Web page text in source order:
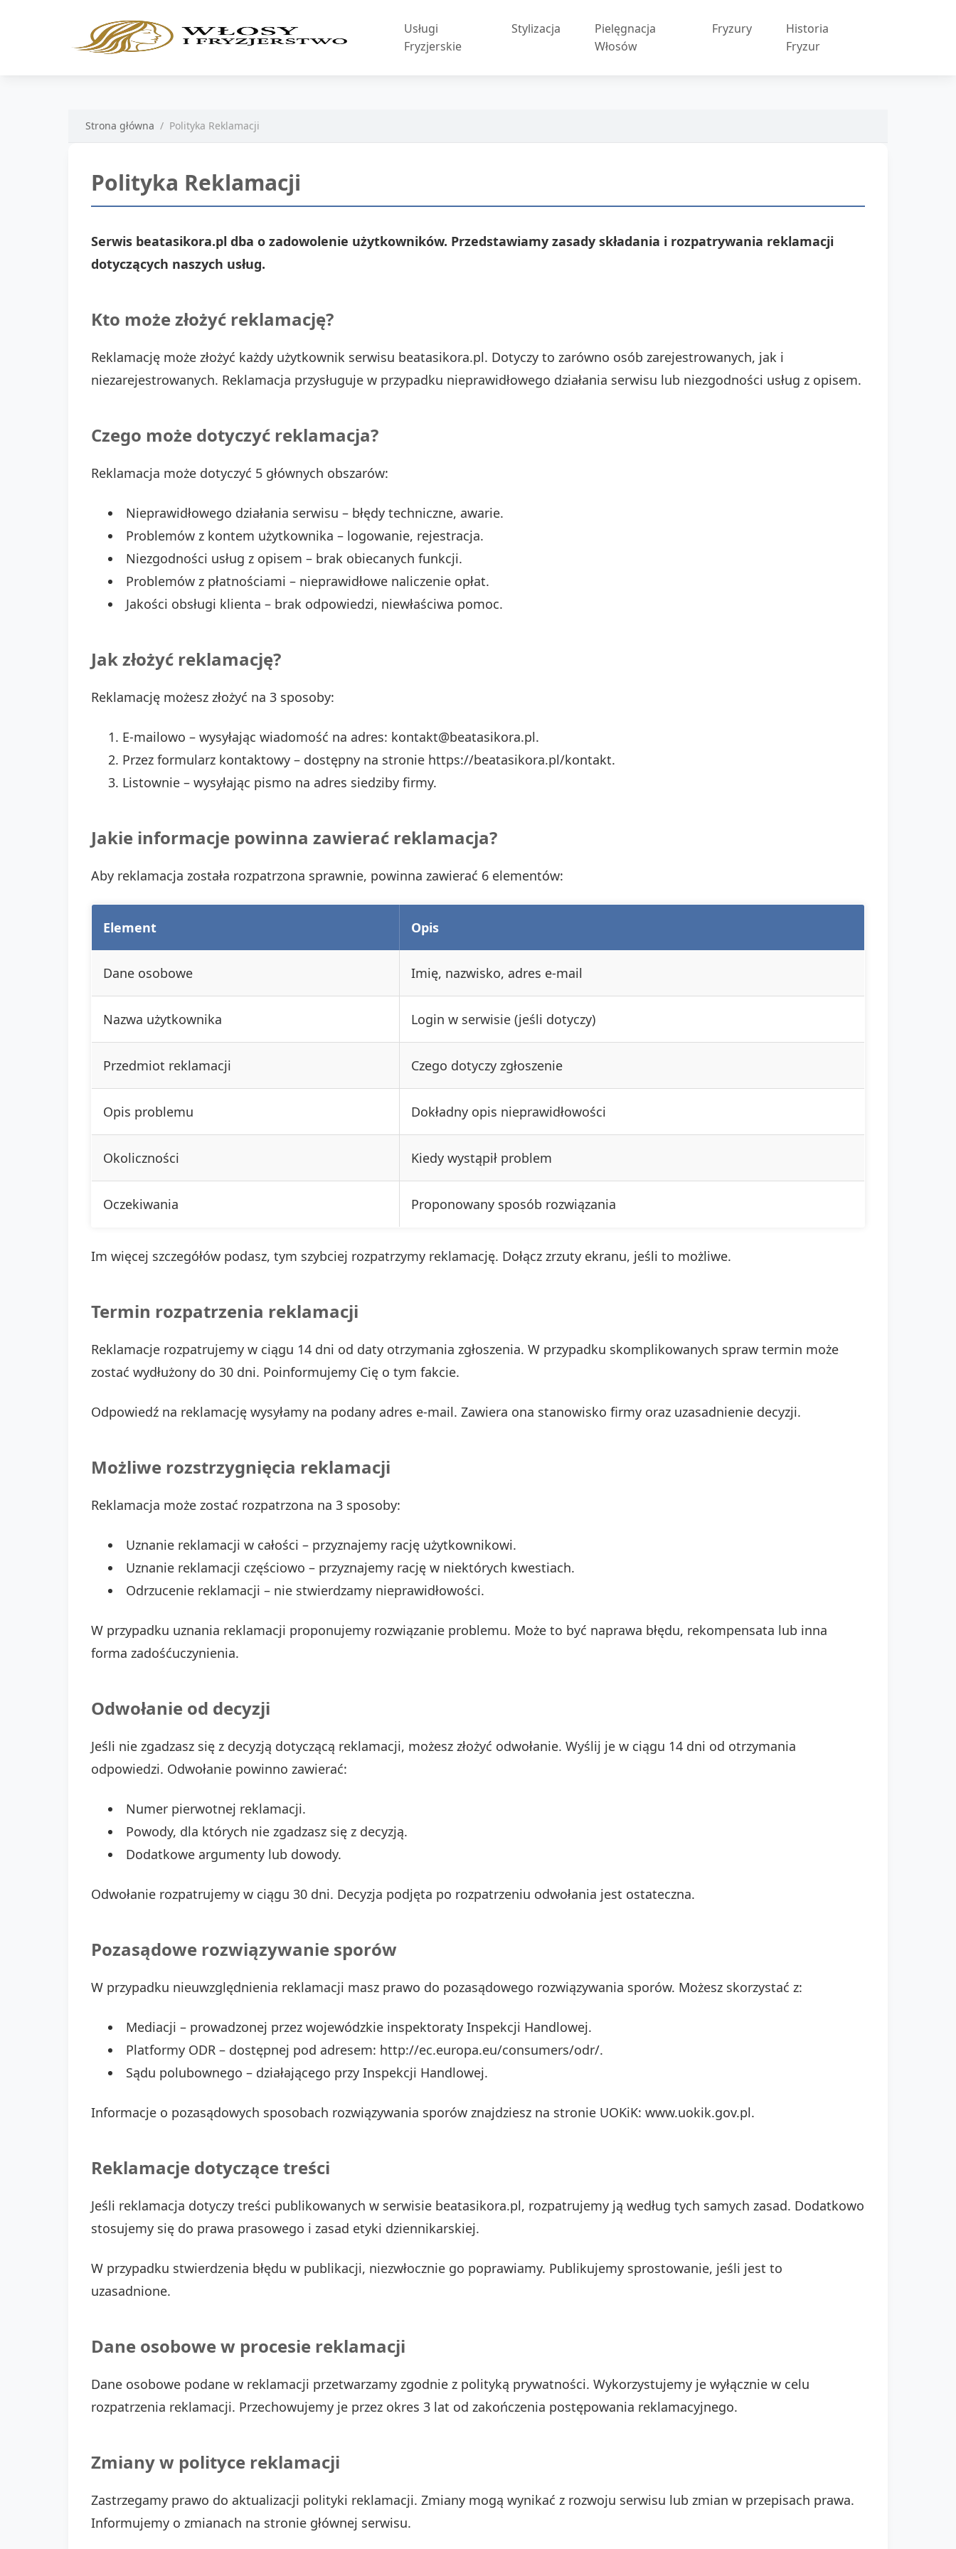
Usługi
Fryzjerskie
Stylizacja
Pielęgnacja
Włosów
Fryzury
Historia
Fryzur
Strona główna Polityka Reklamacji
Polityka Reklamacji
Serwis beatasikora.pl dba o zadowolenie użytkowników. Przedstawiamy zasady składania i rozpatrywania reklamacji
dotyczących naszych usług.
Kto może złożyć reklamację?
Reklamację może złożyć każdy użytkownik serwisu beatasikora.pl. Dotyczy to zarówno osób zarejestrowanych, jak i
niezarejestrowanych. Reklamacja przysługuje w przypadku nieprawidłowego działania serwisu lub niezgodności usług z opisem.
Czego może dotyczyć reklamacja?
Reklamacja może dotyczyć 5 głównych obszarów:
Nieprawidłowego działania serwisu – błędy techniczne, awarie.
Problemów z kontem użytkownika – logowanie, rejestracja.
Niezgodności usług z opisem – brak obiecanych funkcji.
Problemów z płatnościami – nieprawidłowe naliczenie opłat.
Jakości obsługi klienta – brak odpowiedzi, niewłaściwa pomoc.
Jak złożyć reklamację?
Reklamację możesz złożyć na 3 sposoby:
E-mailowo – wysyłając wiadomość na adres: kontakt@beatasikora.pl.
Przez formularz kontaktowy – dostępny na stronie https://beatasikora.pl/kontakt.
Listownie – wysyłając pismo na adres siedziby firmy.
Jakie informacje powinna zawierać reklamacja?
Aby reklamacja została rozpatrzona sprawnie, powinna zawierać 6 elementów:
Element Opis
Dane osobowe Imię, nazwisko, adres e-mail
Nazwa użytkownika Login w serwisie (jeśli dotyczy)
Przedmiot reklamacji Czego dotyczy zgłoszenie
Opis problemu Dokładny opis nieprawidłowości
Okoliczności Kiedy wystąpił problem
Oczekiwania Proponowany sposób rozwiązania
Im więcej szczegółów podasz, tym szybciej rozpatrzymy reklamację. Dołącz zrzuty ekranu, jeśli to możliwe.
Termin rozpatrzenia reklamacji
Reklamacje rozpatrujemy w ciągu 14 dni od daty otrzymania zgłoszenia. W przypadku skomplikowanych spraw termin może
zostać wydłużony do 30 dni. Poinformujemy Cię o tym fakcie.
Odpowiedź na reklamację wysyłamy na podany adres e-mail. Zawiera ona stanowisko firmy oraz uzasadnienie decyzji.
Możliwe rozstrzygnięcia reklamacji
Reklamacja może zostać rozpatrzona na 3 sposoby:
Uznanie reklamacji w całości – przyznajemy rację użytkownikowi.
Uznanie reklamacji częściowo – przyznajemy rację w niektórych kwestiach.
Odrzucenie reklamacji – nie stwierdzamy nieprawidłowości.
W przypadku uznania reklamacji proponujemy rozwiązanie problemu. Może to być naprawa błędu, rekompensata lub inna
forma zadośćuczynienia.
Odwołanie od decyzji
Jeśli nie zgadzasz się z decyzją dotyczącą reklamacji, możesz złożyć odwołanie. Wyślij je w ciągu 14 dni od otrzymania
odpowiedzi. Odwołanie powinno zawierać:
Numer pierwotnej reklamacji.
Powody, dla których nie zgadzasz się z decyzją.
Dodatkowe argumenty lub dowody.
Odwołanie rozpatrujemy w ciągu 30 dni. Decyzja podjęta po rozpatrzeniu odwołania jest ostateczna.
Pozasądowe rozwiązywanie sporów
W przypadku nieuwzględnienia reklamacji masz prawo do pozasądowego rozwiązywania sporów. Możesz skorzystać z:
Mediacji – prowadzonej przez wojewódzkie inspektoraty Inspekcji Handlowej.
Platformy ODR – dostępnej pod adresem: http://ec.europa.eu/consumers/odr/.
Sądu polubownego – działającego przy Inspekcji Handlowej.
Informacje o pozasądowych sposobach rozwiązywania sporów znajdziesz na stronie UOKiK: www.uokik.gov.pl.
Reklamacje dotyczące treści
Jeśli reklamacja dotyczy treści publikowanych w serwisie beatasikora.pl, rozpatrujemy ją według tych samych zasad. Dodatkowo
stosujemy się do prawa prasowego i zasad etyki dziennikarskiej.
W przypadku stwierdzenia błędu w publikacji, niezwłocznie go poprawiamy. Publikujemy sprostowanie, jeśli jest to
uzasadnione.
Dane osobowe w procesie reklamacji
Dane osobowe podane w reklamacji przetwarzamy zgodnie z polityką prywatności. Wykorzystujemy je wyłącznie w celu
rozpatrzenia reklamacji. Przechowujemy je przez okres 3 lat od zakończenia postępowania reklamacyjnego.
Zmiany w polityce reklamacji
Zastrzegamy prawo do aktualizacji polityki reklamacji. Zmiany mogą wynikać z rozwoju serwisu lub zmian w przepisach prawa.
Informujemy o zmianach na stronie głównej serwisu.